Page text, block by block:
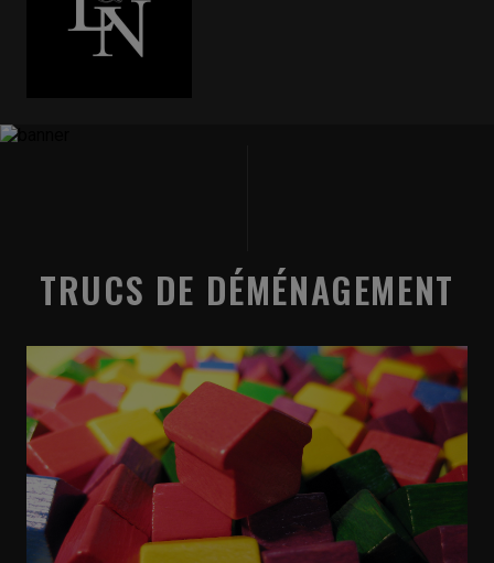
TRUCS DE DÉMÉNAGEMENT